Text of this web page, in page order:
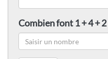
Combien font 1 + 4 + 2